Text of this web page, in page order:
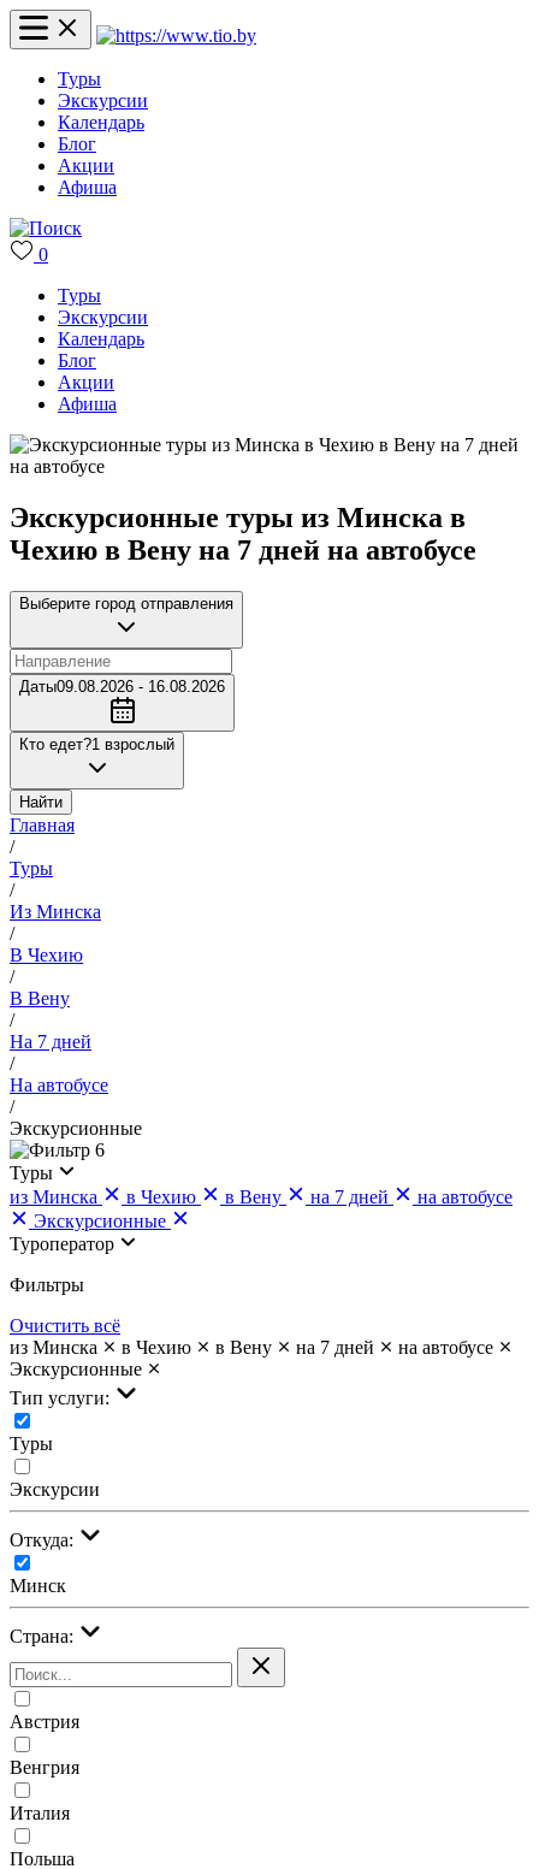
Туры
Экскурсии
Календарь
Блог
Акции
Афиша
0
Туры
Экскурсии
Календарь
Блог
Акции
Афиша
Экскурсионные туры из Минска в
Чехию в Вену на 7 дней на автобусе
Выберите город отправления
Даты09.08.2026 - 16.08.2026
Кто едет?1 взрослый
Найти
Главная
/
Туры
/
Из Минска
/
В Чехию
/
В Вену
/
На 7 дней
/
На автобусе
/
Экскурсионные
6
Туры
из Минска
в Чехию в Вену на 7 дней
на автобусе
Экскурсионные
Туроператор
Фильтры
Очистить всё
из Минска
в Чехию в Вену на 7 дней
на автобусе
Экскурсионные
Тип услуги:
Туры
Экскурсии
Откуда:
Минск
Страна:
Австрия
Венгрия
Италия
Польша